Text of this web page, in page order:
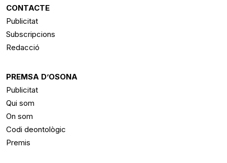
CONTACTE
Publicitat
Subscripcions
Redacció
PREMSA D’OSONA
Publicitat
Qui som
On som
Codi deontològic
Premis